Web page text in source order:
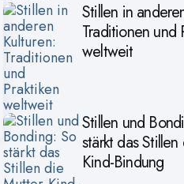
Stillen in
Traditionen und
weltweit
Stillen und
stärkt das
Kind-Bindung